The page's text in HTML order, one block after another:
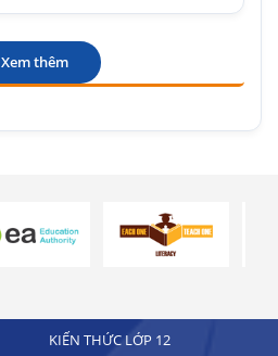
Xem thêm
KIẾN THỨC LỚP 12